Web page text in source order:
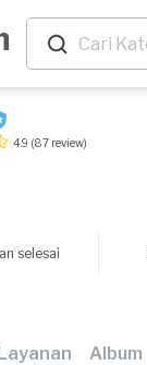
4.9 (87 review)
selesai
Album